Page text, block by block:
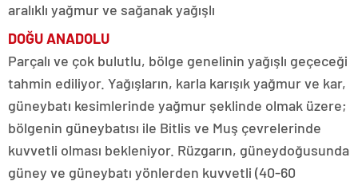
aralıklı yağmur ve sağanak yağışlı
DOĞU ANADOLU
Parçalı ve çok bulutlu, bölge genelinin yağışlı geçeceği
tahmin ediliyor. Yağışların, karla karışık yağmur ve kar,
güneybatı kesimlerinde yağmur şeklinde olmak üzere;
bölgenin güneybatısı ile Bitlis ve Muş çevrelerinde
kuvvetli olması bekleniyor. Rüzgarın, güneydoğusunda
güney ve güneybatı yönlerden kuvvetli (40-60